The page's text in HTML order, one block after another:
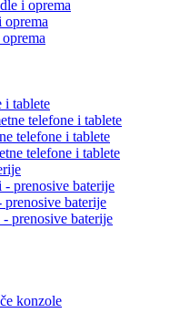
i oprema
i tablete
telefone i tablete
telefone i tablete
telefone i tablete
prenosive baterije
baterije
prenosive baterije
konzole